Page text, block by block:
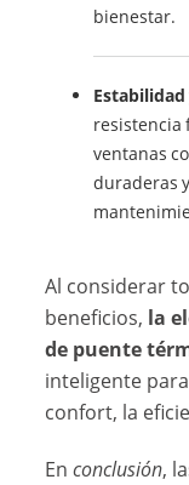
bienestar.
resistencia
ventanas
duraderas
Al considerar
beneficios, la
de puente
inteligente
confort, la
En conclusión,